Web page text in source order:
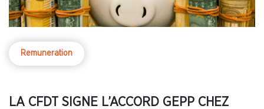
Remuneration
LA CFDT SIGNE L’ACCORD GEPP CHEZ